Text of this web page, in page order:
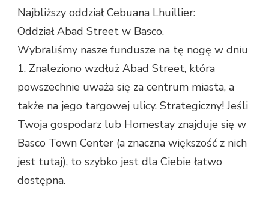
Najbliższy oddział Cebuana Lhuillier:
Oddział Abad Street w Basco.
Wybraliśmy nasze fundusze na tę nogę w dniu
1. Znaleziono wzdłuż Abad Street, która
powszechnie uważa się za centrum miasta, a
także na jego targowej ulicy. Strategiczny! Jeśli
Twoja gospodarz lub Homestay znajduje się w
Basco Town Center (a znaczna większość z nich
jest tutaj), to szybko jest dla Ciebie łatwo
dostępna.